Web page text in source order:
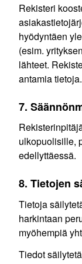
Rekisteri
hyödyntäen
(esim.
lähteet.
antamia tietoja.
7.
ulkopuolisille,
edellyttäessä.
8. Tietojen
Tietoja
harkintaan
myöhempiä
Tiedot